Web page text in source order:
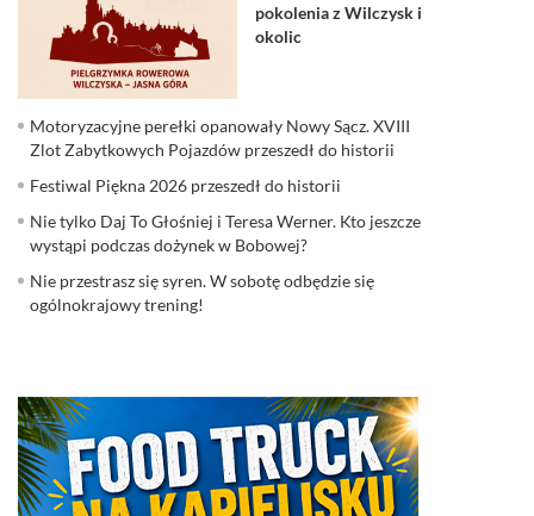
pokolenia z Wilczysk i
okolic
Motoryzacyjne perełki opanowały Nowy Sącz. XVIII
Zlot Zabytkowych Pojazdów przeszedł do historii
Festiwal Piękna 2026 przeszedł do historii
Nie tylko Daj To Głośniej i Teresa Werner. Kto jeszcze
wystąpi podczas dożynek w Bobowej?
Nie przestrasz się syren. W sobotę odbędzie się
ogólnokrajowy trening!